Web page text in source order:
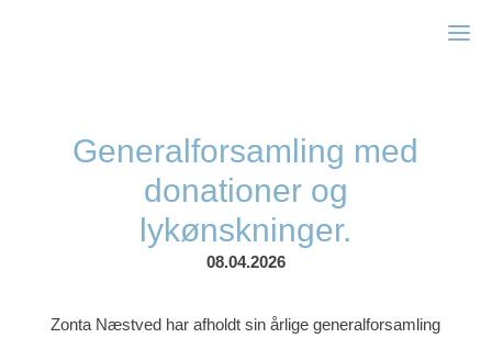
Generalforsamling med
donationer og
lykønskninger.
08.04.2026
Zonta Næstved har afholdt sin årlige generalforsamling